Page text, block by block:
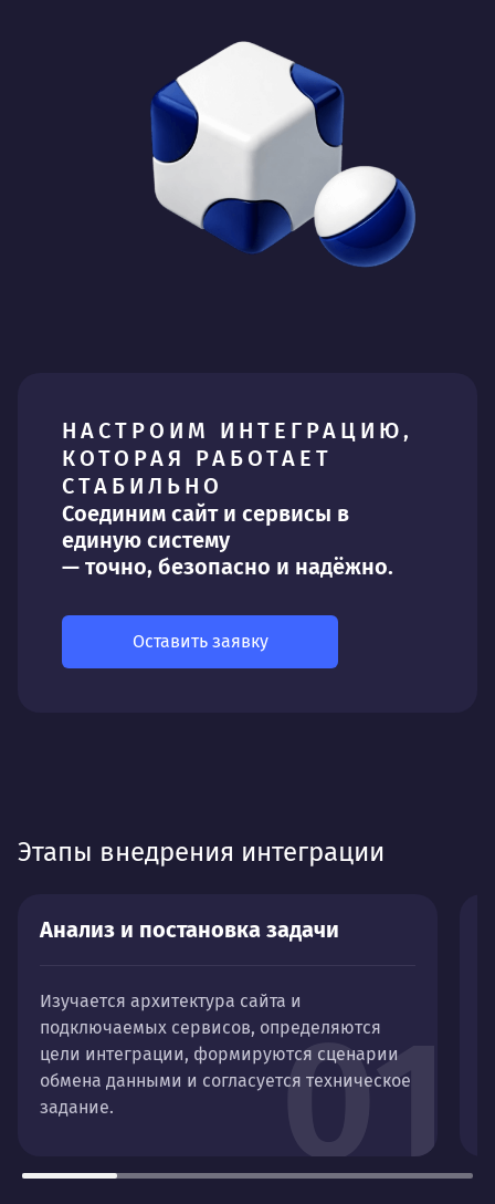
НАСТРОИМ ИНТЕГРАЦИЮ,
КОТОРАЯ РАБОТАЕТ
СТАБИЛЬНО
Соединим сайт и сервисы в
единую систему
— точно, безопасно и надёжно.
Оставить заявку
Этапы внедрения интеграции
01
Анализ и постановка задачи
Изучается архитектура сайта и
подключаемых сервисов, определяются
цели интеграции, формируются сценарии
обмена данными и согласуется техническое
задание.